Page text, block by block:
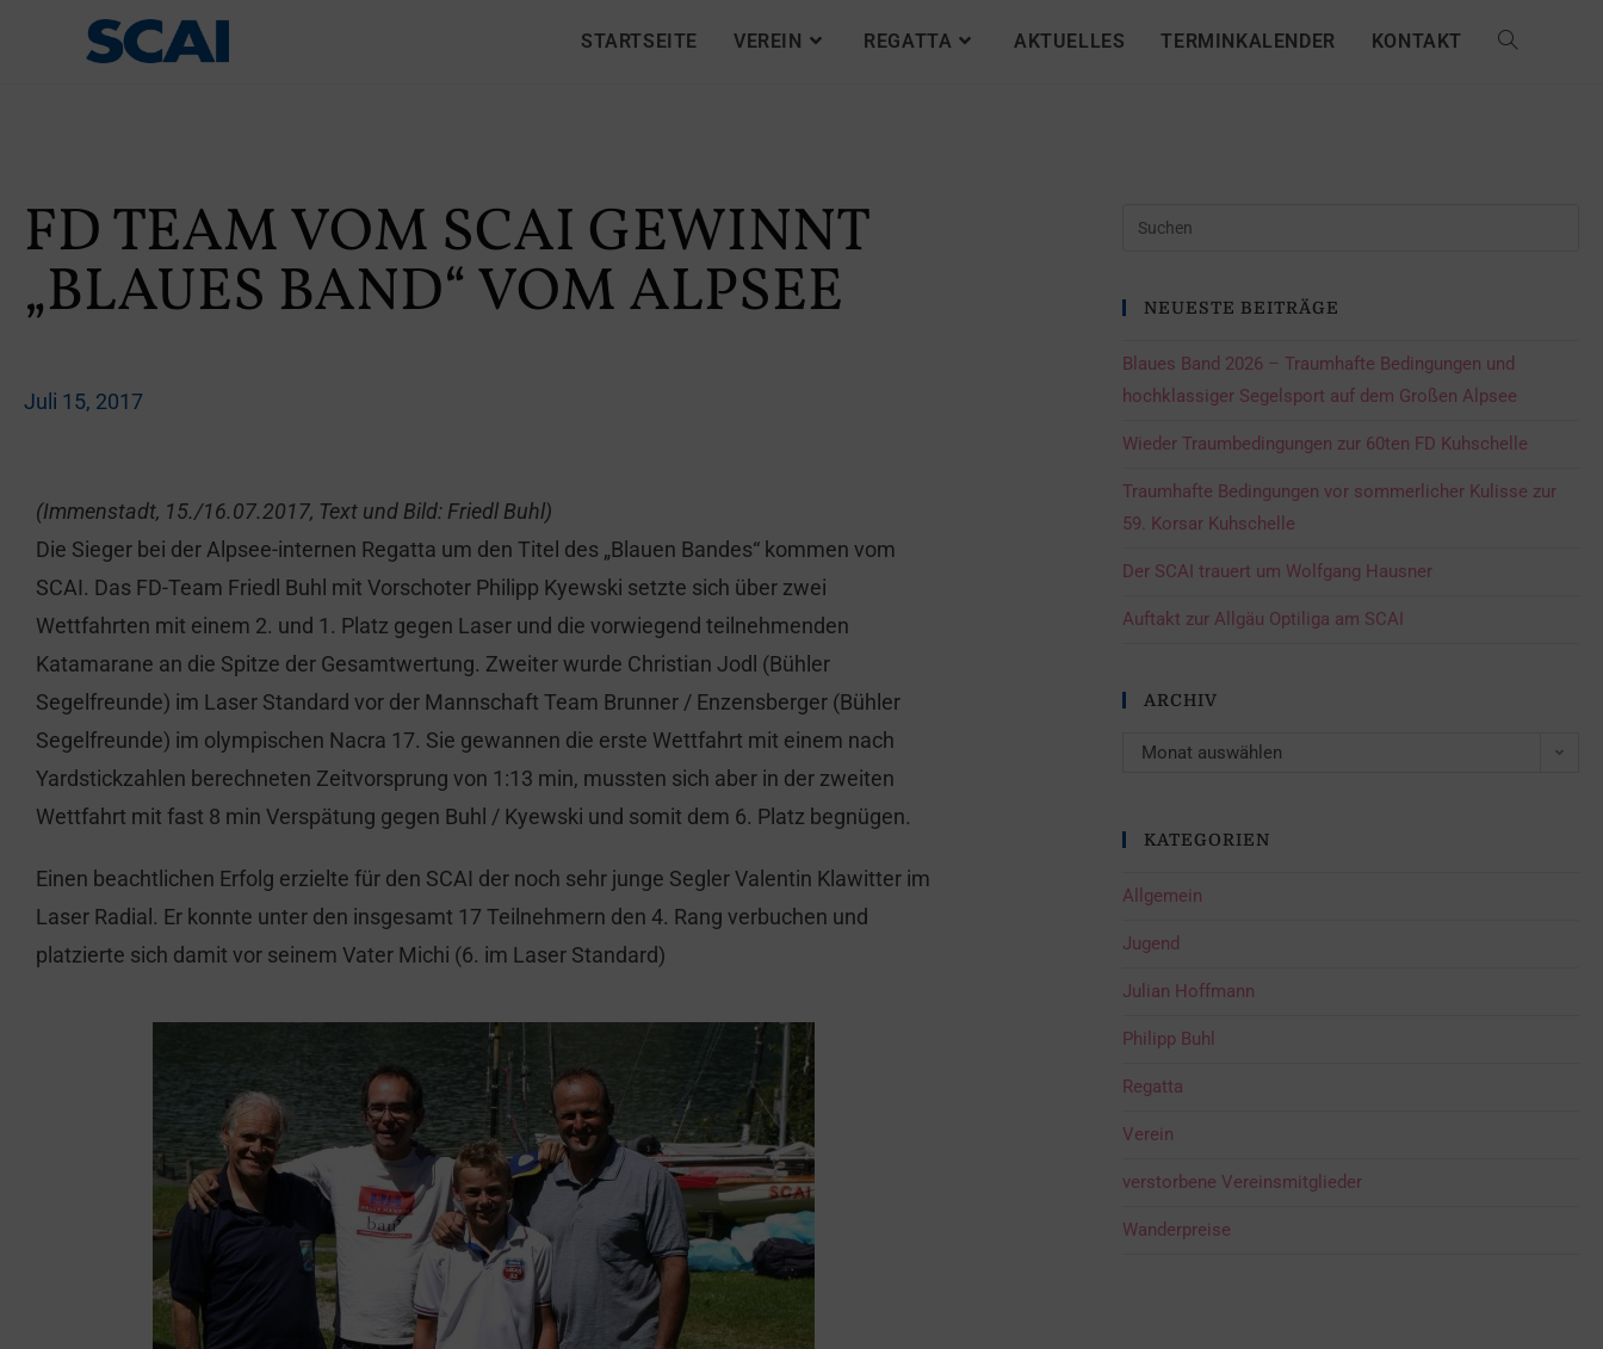
STARTSEITE VEREIN REGATTA AKTUELLES TERMINKALENDER KONTAKT
FD TEAM VOM SCAI GEWINNT
„BLAUES BAND“ VOM ALPSEE
Juli 15, 2017
(Immenstadt, 15./16.07.2017, Text und Bild: Friedl Buhl)
Die Sieger bei der Alpsee-internen Regatta um den Titel des „Blauen Bandes“ kommen vom
SCAI. Das FD-Team Friedl Buhl mit Vorschoter Philipp Kyewski setzte sich über zwei
Wettfahrten mit einem 2. und 1. Platz gegen Laser und die vorwiegend teilnehmenden
Katamarane an die Spitze der Gesamtwertung. Zweiter wurde Christian Jodl (Bühler
Segelfreunde) im Laser Standard vor der Mannschaft Team Brunner / Enzensberger (Bühler
Segelfreunde) im olympischen Nacra 17. Sie gewannen die erste Wettfahrt mit einem nach
Yardstickzahlen berechneten Zeitvorsprung von 1:13 min, mussten sich aber in der zweiten
Wettfahrt mit fast 8 min Verspätung gegen Buhl / Kyewski und somit dem 6. Platz begnügen.
Einen beachtlichen Erfolg erzielte für den SCAI der noch sehr junge Segler Valentin Klawitter im
Laser Radial. Er konnte unter den insgesamt 17 Teilnehmern den 4. Rang verbuchen und
platzierte sich damit vor seinem Vater Michi (6. im Laser Standard)
NEUESTE BEITRÄGE
Blaues Band 2026 – Traumhafte Bedingungen und
hochklassiger Segelsport auf dem Großen Alpsee
Wieder Traumbedingungen zur 60ten FD Kuhschelle
Traumhafte Bedingungen vor sommerlicher Kulisse zur
59. Korsar Kuhschelle
Der SCAI trauert um Wolfgang Hausner
Auftakt zur Allgäu Optiliga am SCAI
ARCHIV
Monat auswählen
KATEGORIEN
Allgemein
Jugend
Julian Hoffmann
Philipp Buhl
Regatta
Verein
verstorbene Vereinsmitglieder
Wanderpreise